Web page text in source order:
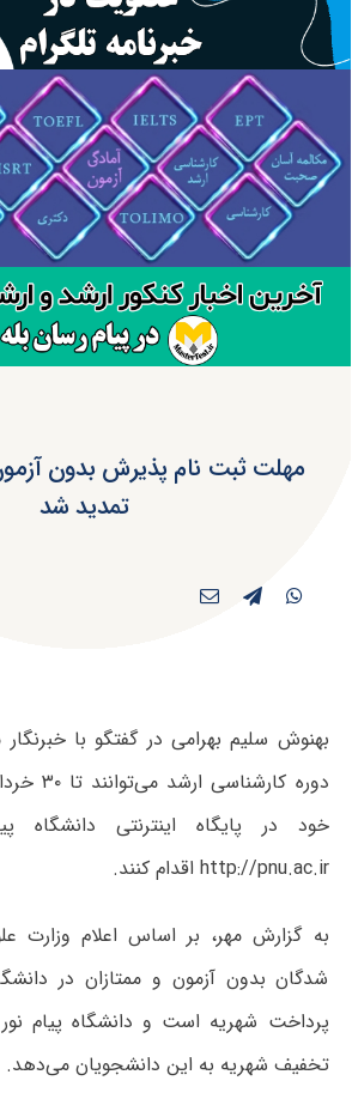
مهلت ثبت نام پذیرش بدون
تمدید شد
بهنوش سلیم بهرامی در گفتگو با
دوره
خود در پایگاه اینترنتی دانشگاه
http://pnu.ac.ir اقدام کنند.
به گزارش مهر، بر اساس اعلام وزارت
شدگان بدون آزمون و ممتازان در
پرداخت شهریه است و دانشگاه پیام
تخفیف شهریه به این دانشجویان می‌دهد.